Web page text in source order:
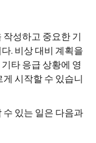
성하고 중요한 기
. 비상 대비 계획을
타 응급 상황에 영
시작할 수 있습니
있는 일은 다음과